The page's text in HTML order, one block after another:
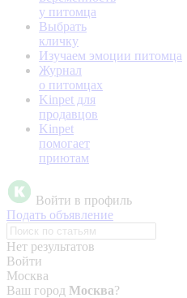
у питомца
Выбрать
кличку
Изучаем эмоции питомца
Журнал
о питомцах
Kinpet для
продавцов
Kinpet
помогает
приютам
Войти в профиль
Подать объявление
Нет результатов
Войти
Москва
Ваш город Москва?